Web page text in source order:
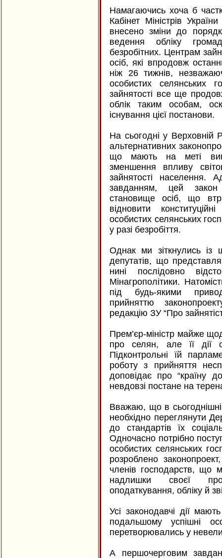
Намагаючись хоча б
Кабінет Міністрів
внесено зміни до
ведення обліку
безробітних. Центрам
осіб, які впродовж
ніж 26 тижнів,
особистих селянських
зайнятості все ще
облік таким особам,
існування цієї постанови.
На сьогодні у Верховній
альтернативних
що мають на меті
зменшення впливу
зайнятості населення.
завданням, цей закон
становище осіб, що
відновити
особистих селянських
у разі безробіття.
Однак ми зіткнулись із
депутатів, що
нині послідовно
Мінагрополітики.
під будь-якими
прийняттю
редакцію ЗУ “Про
Прем’єр-міністр майже
про селян, але її дії
Підконтрольні їй
роботу з прийняття
доповідає про “країну
невдовзі постане на
Вважаю, що в
необхідно переглянути
до стандартів їх
Одночасно потрібно
особистих селянських
розроблено
членів господарств, що
надлишки своєї
оподаткування, обліку й
Усі законодавчі дії
подальшому успішні
перетворювались у
А першочерговим